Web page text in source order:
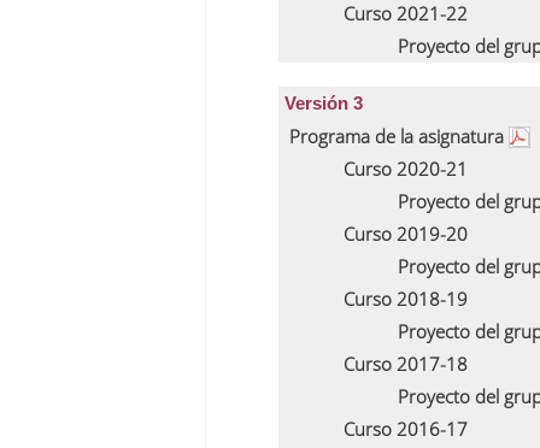
Curso 2021-22
Proyecto del
Versión 3
Programa de la asignatura
Curso 2020-21
Proyecto del
Curso 2019-20
Proyecto del
Curso 2018-19
Proyecto del
Curso 2017-18
Proyecto del
Curso 2016-17